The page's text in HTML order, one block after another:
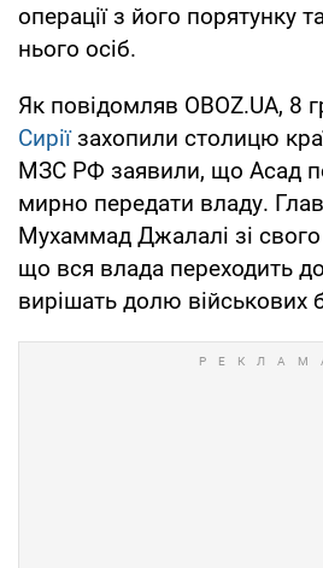
операції з його порятунку
нього осіб.
Як повідомляв OBOZ.UA, 8
Сиріїзахопили столицю
МЗС РФ заявили, що Асад
мирно передати владу.
Мухаммад Джалалі зі
що вся влада переходить до
вирішать долю військових